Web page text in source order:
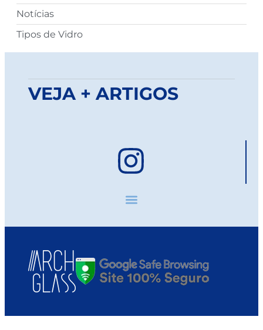
Notícias
Tipos de Vidro
VEJA + ARTIGOS